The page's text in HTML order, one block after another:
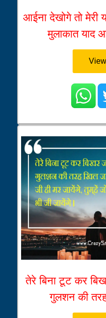
आईना देखोगे तो मेरी
मुलाकात याद
तेरे बिना टूट कर
गुलशन की